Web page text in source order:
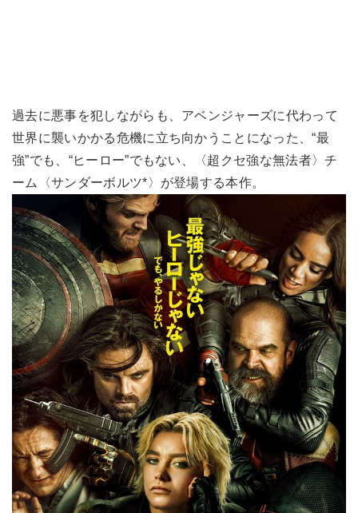
過去に悪事を犯しながらも、アベンジャーズに代わって
世界に襲いかかる危機に立ち向かうことになった、“最
強”でも、“ヒーロー”でもない、〈超クセ強な無法者〉チ
ーム〈サンダーボルツ*〉が登場する本作。